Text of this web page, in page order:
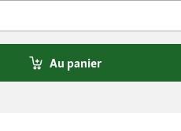
Au panier